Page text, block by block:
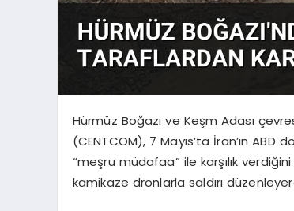
Hürmüz Boğazı ve Keşm Adası
(CENTCOM), 7 Mayıs’ta İran’ın ABD
“meşru müdafaa” ile karşılık
kamikaze dronlarla saldırı